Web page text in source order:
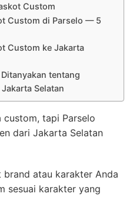
Custom
Custom di Parselo — 5
Custom ke Jakarta
tentang
Selatan
tapi Parselo
dari Jakarta Selatan
brand atau karakter Anda
sesuai karakter yang